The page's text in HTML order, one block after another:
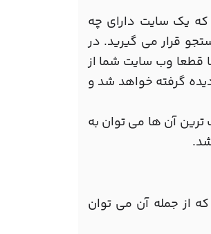
یک سایت دارای چه
قرار می گیرید. در
قطعا وب سایت شما از
گرفته خواهد شد و
آن ها می توان به
از جمله آن می توان